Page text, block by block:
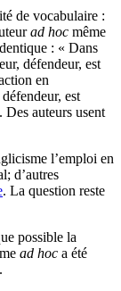
de vocabulaire :
ad hoc même
: « Dans
défendeur, est
en
est
Des auteurs usent
l’emploi en
d’autres
. La question reste
possible la
ad hoc a été